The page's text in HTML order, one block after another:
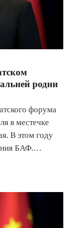
родни
форума
в местечке
В этом году
БАФ.…